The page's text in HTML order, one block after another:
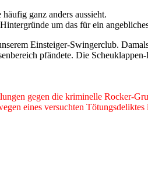
ganz anders aussieht.
um das für ein
Einsteiger-Swingerclub.
pfändete. Die
gegen die kriminelle Rocker-
eines versuchten